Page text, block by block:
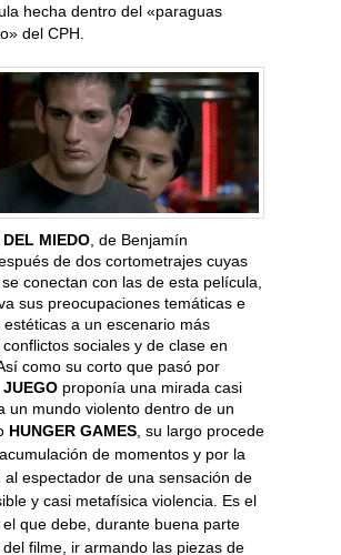
hecha dentro del «paraguas
del CPH.
MIEDO , de Benjamín
de dos cortometrajes cuyas
conectan con las de esta película,
sus preocupaciones temáticas e
estéticas a un escenario más
sociales y de clase en
como su corto que pasó por
JUEGO proponía una mirada casi
un mundo violento dentro de un
HUNGER GAMES , su largo procede
de momentos y por la
al espectador de una sensación de
y casi metafísica violencia. Es el
que debe, durante buena parte
filme, ir armando las piezas de